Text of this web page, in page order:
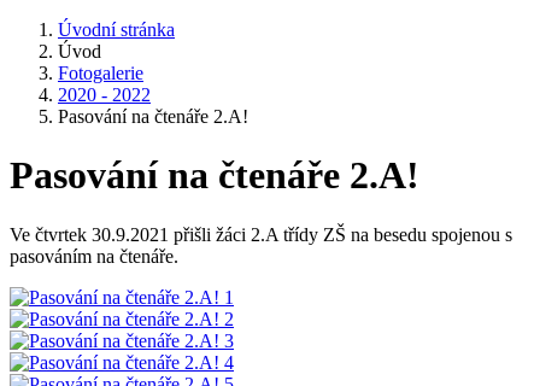
Úvodní stránka
Úvod
Fotogalerie
2020 - 2022
Pasování na čtenáře 2.A!
Pasování na čtenáře 2.A!
Ve čtvrtek 30.9.2021 přišli žáci 2.A třídy ZŠ na besedu spojenou s
pasováním na čtenáře.